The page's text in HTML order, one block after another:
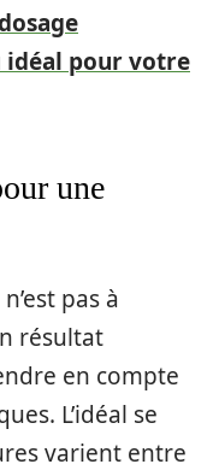
idéal pour votre
une
pas à
résultat
en compte
L’idéal se
varient entre